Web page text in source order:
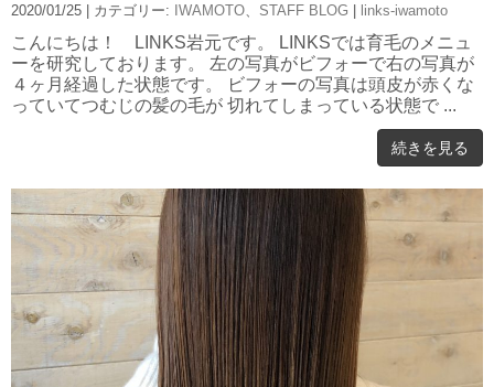
2020/01/25 | カテゴリー: IWAMOTO STAFF BLOG | links-iwamoto
こんにちは！ LINKS岩元です。 LINKSでは育毛のメニュ
ーを研究しております。 左の写真がビフォーで右の写真が
４ヶ月経過した状態です。 ビフォーの写真は頭皮が赤くな
っていてつむじの髪の毛が 切れてしまっている状態で ...
続きを見る